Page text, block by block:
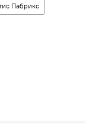
Пабрикс